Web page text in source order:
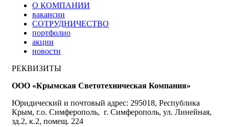
О КОМПАНИИ
вакансии
СОТРУДНИЧЕСТВО
портфолио
акции
новости
РЕКВИЗИТЫ
ООО «Крымская Светотехническая Компания»
Юридический и почтовый адрес: 295018, Республика
Крым, г.о. Симферополь, г. Симферополь, ул. Линейная,
зд.2, к.2, помещ. 224